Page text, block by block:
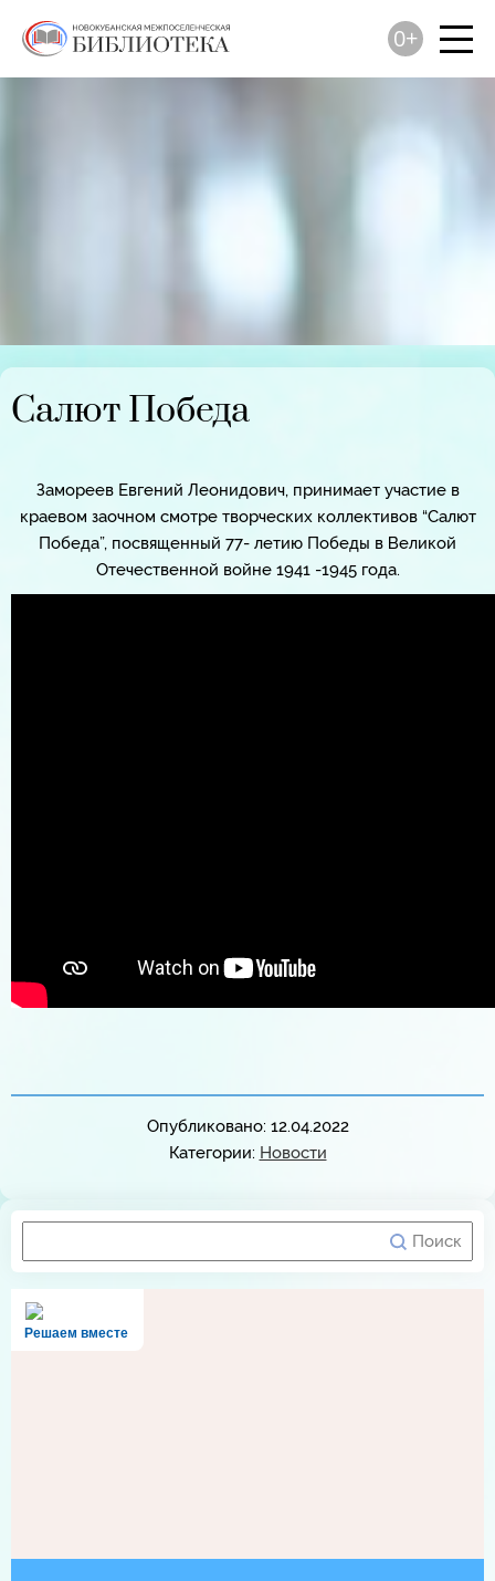
0+
Салют Победа
Замореев Евгений Леонидович, принимает участие в
краевом заочном смотре творческих коллективов “Салют
Победа”, посвященный 77- летию Победы в Великой
Отечественной войне 1941 -1945 года.
Опубликовано: 12.04.2022
Категории: Новости
Решаем вместе